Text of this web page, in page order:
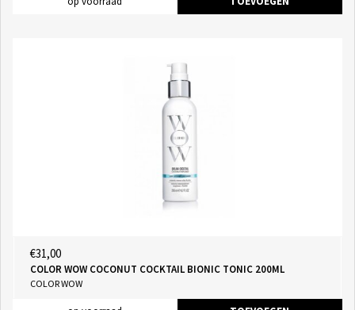
€31,00
COLOR WOW COCONUT COCKTAIL BIONIC TONIC 200ML
COLOR WOW